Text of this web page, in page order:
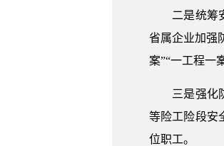
二是统筹安
省属企业加强
案”“一工程一
三是强化防
等险工险段安
位职工。